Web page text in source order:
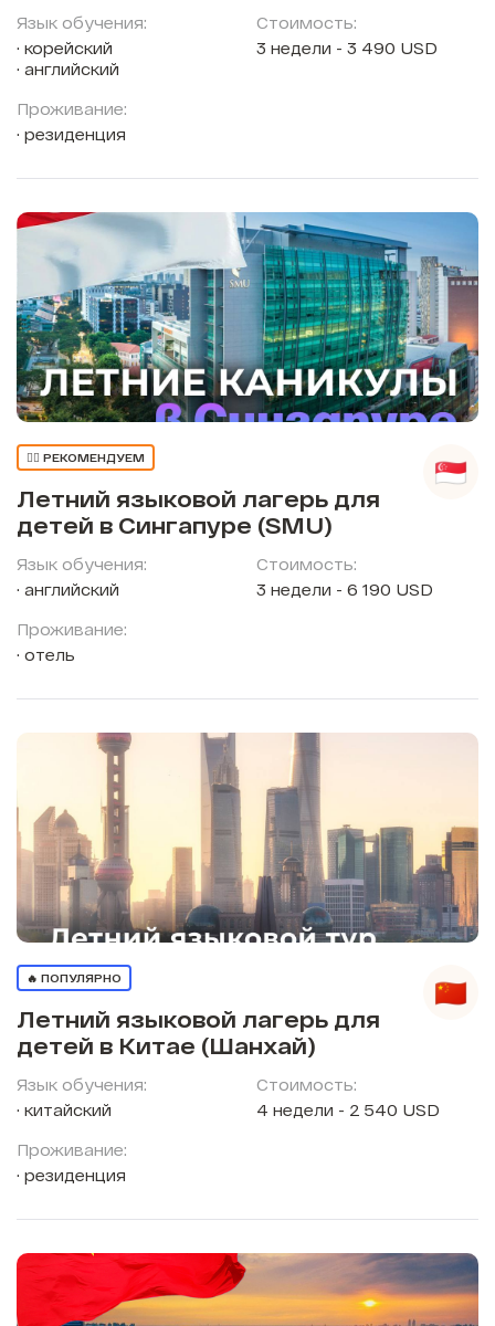
Язык обучения:
корейский
английский
Проживание:
резиденция
Стоимость:
3 недели - 3 490 USD
👍🏼 РЕКОМЕНДУЕМ
Летний языковой лагерь для
детей в Сингапуре (SMU)
Язык обучения:
английский
Проживание:
отель
Стоимость:
3 недели - 6 190 USD
🔥 ПОПУЛЯРНО
Летний языковой лагерь для
детей в Китае (Шанхай)
Язык обучения:
китайский
Проживание:
резиденция
Стоимость:
4 недели - 2 540 USD